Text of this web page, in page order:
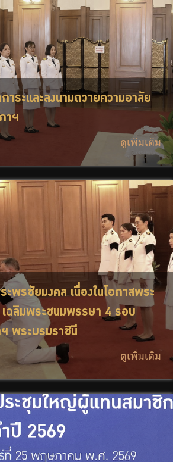
าระและลงนามถวายความอาลัย
าฯ
ดูเพิ่มเติม
พรชัยมงคล เนื่องในโอกาสพระ
ฉลิมพระชนมพรรษา 4 รอบ
ฯ พระบรมราชินี
ดูเพิ่มเติม